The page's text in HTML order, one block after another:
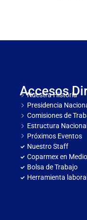
Accesos
Nuestra Historia
Presidencia
Comisiones de
Estructura Nacional
Próximos Eventos
Nuestro Staff
Coparmex en
Bolsa de Trabajo
Herramienta